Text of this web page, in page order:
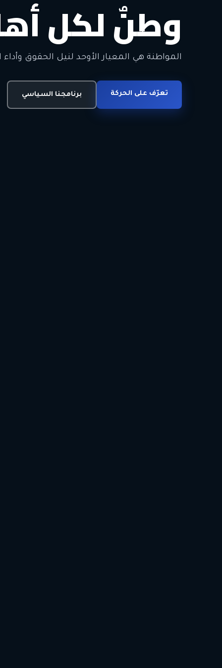
وطنٌ لكل
المواطنة هي المعيار الأوحد لنيل الحقوق وأداء
تعرّف على الحركة برنامجنا السياسي
معاً من أجل
الحرية • الوحدة • السلام • الديمقراطية
انضم للحركة اتصل بنا